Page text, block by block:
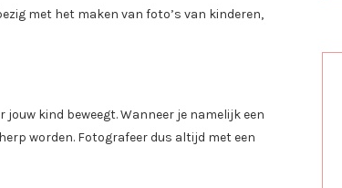
met het maken van foto’s van kinderen,
kind beweegt. Wanneer je namelijk een
worden. Fotografeer dus altijd met een